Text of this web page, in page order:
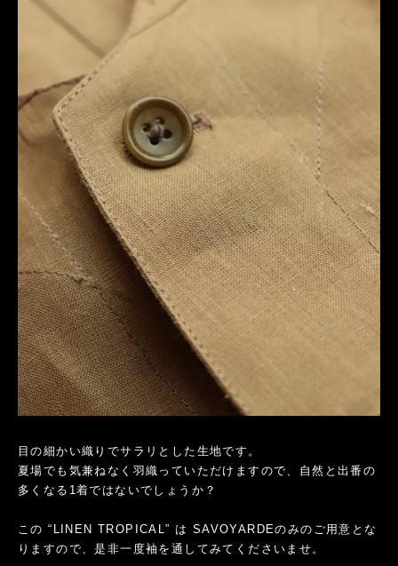
目の細かい織りでサラリとした生地です。
夏場でも気兼ねなく羽織っていただけますので、自然と出番の
多くなる1着ではないでしょうか？
この “LINEN TROPICAL” は SAVOYARDEのみのご用意とな
りますので、是非一度袖を通してみてくださいませ。